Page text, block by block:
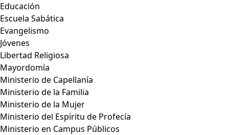
Educación
Escuela Sabática
Evangelismo
Jóvenes
Libertad Religiosa
Mayordomía
Ministerio de Capellanía
Ministerio de la Familia
Ministerio de la Mujer
Ministerio del Espíritu de Profecía
Ministerio en Campus Públicos